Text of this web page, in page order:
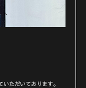
ただいております。